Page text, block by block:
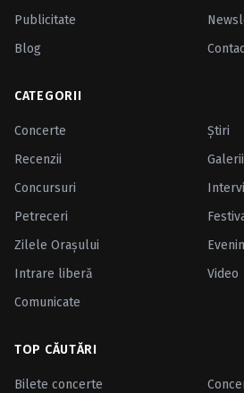
Publicitate
Blog
CATEGORII
Concerte
Ştiri
Recenzii
Concursuri
Petreceri
Zilele Oraşului
Intrare liberă
Video
Comunicate
TOP CĂUTĂRI
Bilete concerte